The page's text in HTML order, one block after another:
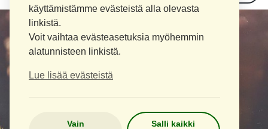
käyttämistämme evästeistä alla olevasta
linkistä.
Voit vaihtaa evästeasetuksia myöhemmin
alatunnisteen linkistä.
Lue lisää evästeistä
Vain
Salli kaikki